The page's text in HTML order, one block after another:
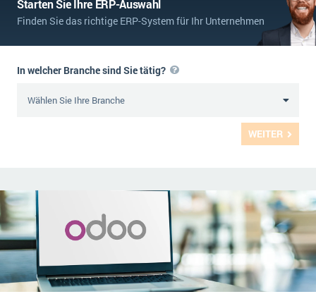
Starten Sie Ihre ERP-Auswahl
Finden Sie das richtige ERP-System für Ihr Unternehmen
WEITER
In welcher Branche sind Sie tätig?